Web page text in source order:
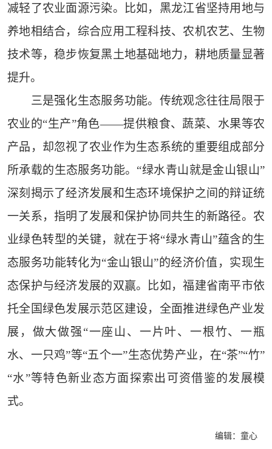
减轻了农业面源污染。比如，黑龙江省坚持用地与
养地相结合，综合应用工程科技、农机农艺、生物
技术等，稳步恢复黑土地基础地力，耕地质量显著
提升。
三是强化生态服务功能。传统观念往往局限于
农业的“生产”角色——提供粮食、蔬菜、水果等农
产品，却忽视了农业作为生态系统的重要组成部分
所承载的生态服务功能。“绿水青山就是金山银山”
深刻揭示了经济发展和生态环境保护之间的辩证统
一关系，指明了发展和保护协同共生的新路径。农
业绿色转型的关键，就在于将“绿水青山”蕴含的生
态服务功能转化为“金山银山”的经济价值，实现生
态保护与经济发展的双赢。比如，福建省南平市依
托全国绿色发展示范区建设，全面推进绿色产业发
展，做大做强“一座山、一片叶、一根竹、一瓶
水、一只鸡”等“五个一”生态优势产业，在“茶”“竹”
“水”等特色新业态方面探索出可资借鉴的发展模
式。
编辑：童心